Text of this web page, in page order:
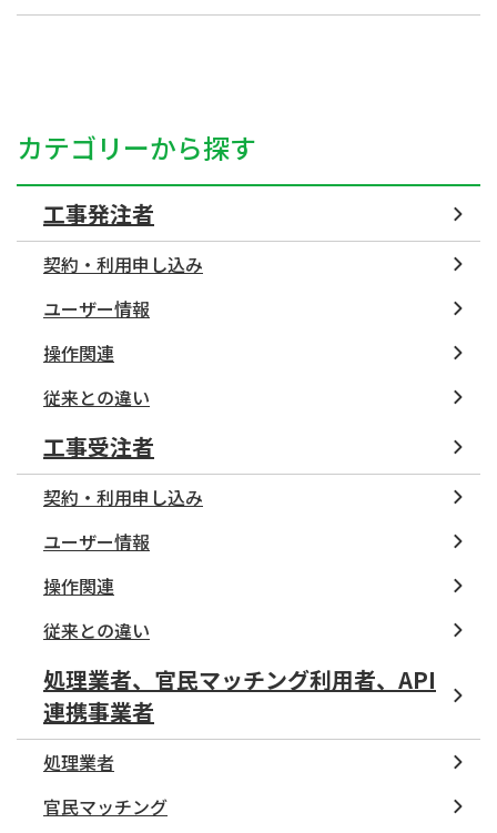
カテゴリーから探す
工事発注者
契約・利用申し込み
ユーザー情報
操作関連
従来との違い
工事受注者
契約・利用申し込み
ユーザー情報
操作関連
従来との違い
処理業者、官民マッチング利用者、API
連携事業者
処理業者
官民マッチング